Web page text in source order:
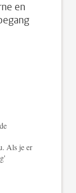
en
Als je er